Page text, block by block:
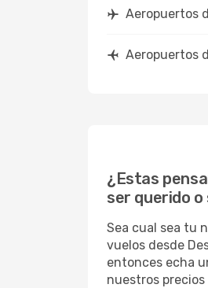
Aeropuertos
Aeropuertos
¿Estas
ser querido
Sea cual sea tu
vuelos desde
entonces echa
nuestros